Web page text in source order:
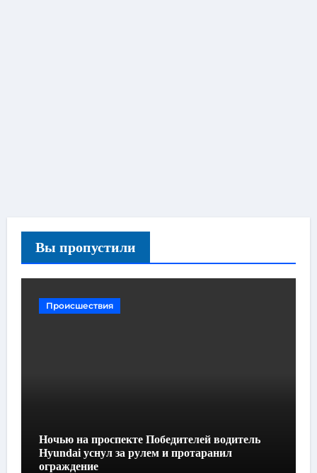
Вы пропустили
Происшествия
Ночью на проспекте Победителей водитель
Hyundai уснул за рулем и протаранил
ограждение